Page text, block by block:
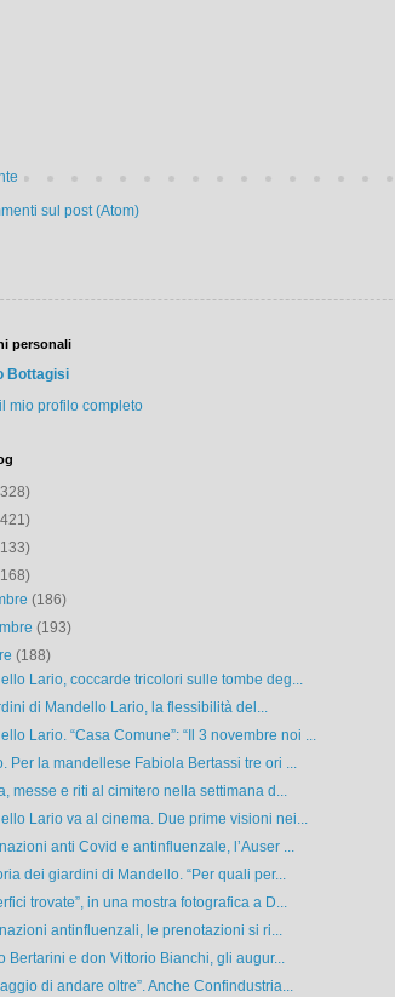
sul post (Atom)
personali
Bottagisi
mio profilo completo
(186)
(193)
(188)
Lario, coccarde tricolori sulle tombe deg...
di Mandello Lario, la flessibilità del...
Lario. “Casa Comune”: “Il 3 novembre noi ...
Per la mandellese Fabiola Bertassi tre ori ...
messe e riti al cimitero nella settimana d...
Lario va al cinema. Due prime visioni nei...
anti Covid e antinfluenzale, l’Auser ...
dei giardini di Mandello. “Per quali per...
trovate”, in una mostra fotografica a D...
antinfluenzali, le prenotazioni si ri...
Bertarini e don Vittorio Bianchi, gli augur...
di andare oltre”. Anche Confindustria...